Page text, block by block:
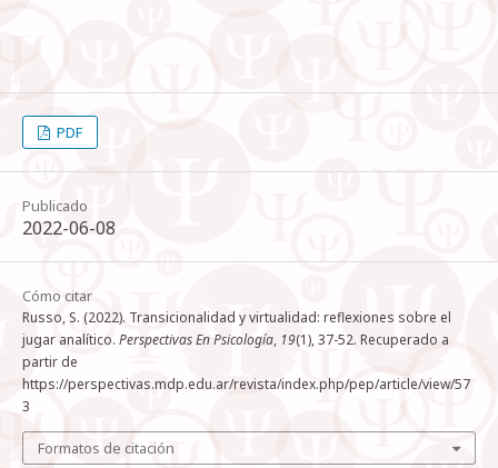
PDF
Publicado
2022-06-08
Cómo citar
Russo, S. (2022). Transicionalidad y virtualidad: reflexiones sobre el
jugar analítico. Perspectivas En Psicología, 19(1), 37-52. Recuperado a
partir de
https://perspectivas.mdp.edu.ar/revista/index.php/pep/article/view/57
3
Formatos de citación